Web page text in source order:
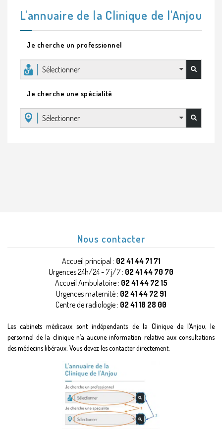
L'annuaire de la Clinique de l'Anjou
Je cherche un professionnel
Sélectionner
Je cherche une spécialité
Sélectionner
Nous contacter
Accueil principal : 02 41 44 71 71
Urgences 24h/24 - 7 j/7 : 02 41 44 70 70
Accueil Ambulatoire : 02 41 44 72 15
Urgences maternité : 02 41 44 72 91
Centre de radiologie : 02 41 18 28 00
Les cabinets médicaux sont indépendants de la Clinique de l’Anjou, le
personnel de la clinique n’a aucune information relative aux consultations
des médecins libéraux. Vous devez les contacter directement.